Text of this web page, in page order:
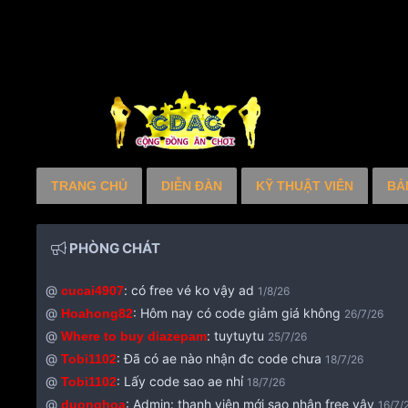
TRANG CHỦ DIỄN ĐÀN KỸ THUẬT VIÊN
PHÒNG CHÁT
@ cucai4907: có free vé ko vậy ad 1/8/26
@ Hoahong82: Hôm nay có code giảm giá không 26/7/26
@ Where to buy diazepam: tuytuytu 25/7/26
@ Tobi1102:Đã có ae nào nhận đc code chưa 18/7/26
@ Tobi1102: Lấy code sao ae nhỉ 18/7/26
@ duonghoa: Admin: thanh viên mới sao nhận free vậy 16/7/